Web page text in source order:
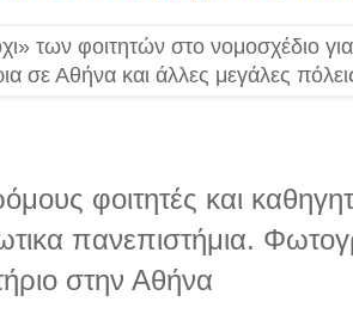
φοιτητές και
πανεπιστήμια.
στην Αθήνα